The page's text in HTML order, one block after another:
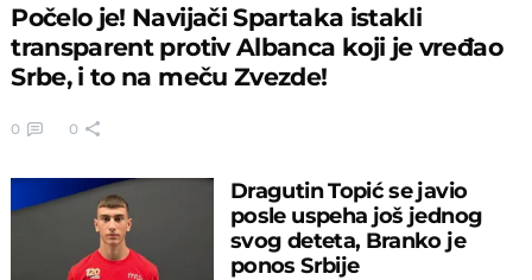
Počelo je! Navijači Spartaka istakli
transparent protiv Albanca koji je vređao
Srbe, i to na meču Zvezde!
0 0
Dragutin Topić se javio
posle uspeha još jednog
svog deteta, Branko je
ponos Srbije